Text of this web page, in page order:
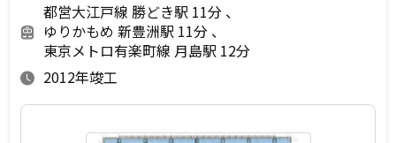
都営大江戸線 勝どき駅 11分
ゆりかもめ 新豊洲駅 11分
東京メトロ有楽町線 月島駅 12分
2012年竣工